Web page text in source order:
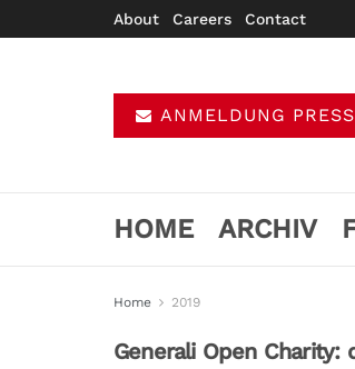
About Careers Contact
ANMELDUNG
HOME ARCHIV
Home 2019
Generali Open